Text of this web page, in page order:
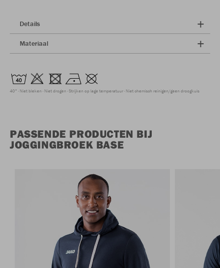
Details
Materiaal
40° Niet bleken Niet drogen Strijken op lage temperatuur Niet chemisch reinigen/geen droogkuis
PASSENDE PRODUCTEN BIJ
JOGGINGBROEK BASE